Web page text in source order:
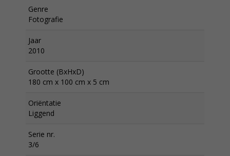
Genre
Fotografie
Jaar
2010
Grootte (BxHxD)
180 cm x 100 cm x 5 cm
Oriëntatie
Liggend
Serie nr.
3/6